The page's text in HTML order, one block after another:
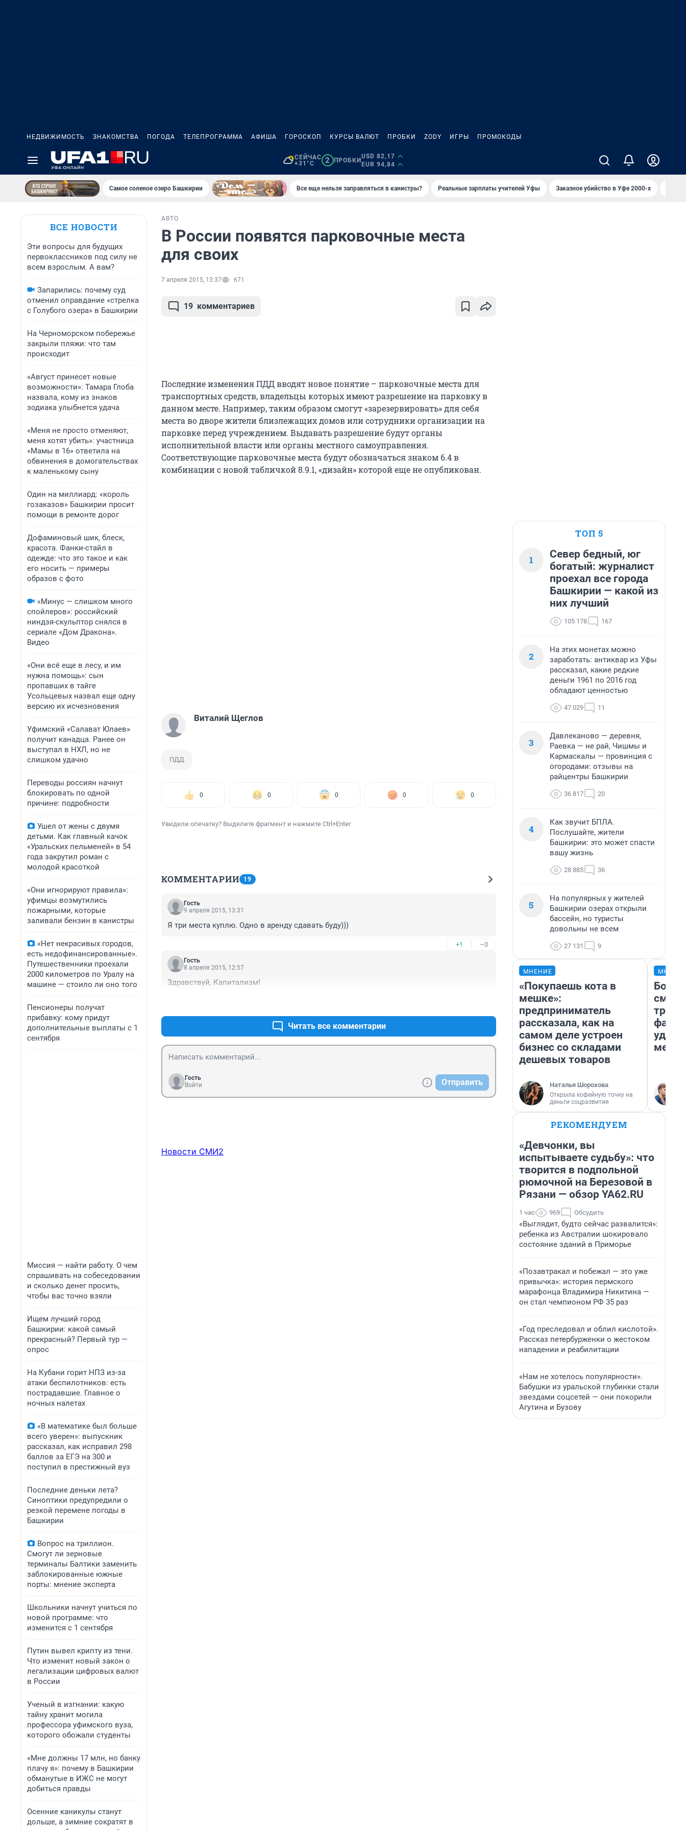
НЕДВИЖИМОСТЬ ЗНАКОМСТВА ПОГОДА ТЕЛЕПРОГРАММА АФИША ГОРОСКОП КУРСЫ ВАЛЮТ ПРОБКИ ZODY ИГРЫ ПРОМОКОДЫ
СЕЙЧАС
+31°C
2 ПРОБКИ
USD 82,17
EUR 94,84
Самое соленое озеро Башкирии Все еще нельзя заправляться в канистры? Реальные зарплаты учителей Уфы Заказное убийство в Уфе 2000-х
ВСЕ НОВОСТИ
Эти вопросы для будущих
первоклассников под силу не
всем взрослым. А вам?
Запарились: почему суд
отменил оправдание «стрелка
с Голубого озера» в Башкирии
На Черноморском побережье
закрыли пляжи: что там
происходит
«Август принесет новые
возможности»: Тамара Глоба
назвала, кому из знаков
зодиака улыбнется удача
«Меня не просто отменяют,
меня хотят убить»: участница
«Мамы в 16» ответила на
обвинения в домогательствах
к маленькому сыну
Один на миллиард: «король
гозаказов» Башкирии просит
помощи в ремонте дорог
Дофаминовый шик, блеск,
красота. Фанки-стайл в
одежде: что это такое и как
его носить — примеры
образов с фото
«Минус — слишком много
спойлеров»: российский
ниндзя-скульптор снялся в
сериале «Дом Дракона».
Видео
«Они всё еще в лесу, и им
нужна помощь»: сын
пропавших в тайге
Усольцевых назвал еще одну
версию их исчезновения
Уфимский «Салават Юлаев»
получит канадца. Ранее он
выступал в НХЛ, но не
слишком удачно
Переводы россиян начнут
блокировать по одной
причине: подробности
Ушел от жены с двумя
детьми. Как главный качок
«Уральских пельменей» в 54
года закрутил роман с
молодой красоткой
«Они игнорируют правила»:
уфимцы возмутились
пожарными, которые
заливали бензин в канистры
«Нет некрасивых городов,
есть недофинансированные».
Путешественники проехали
2000 километров по Уралу на
машине — стоило ли оно того
Пенсионеры получат
прибавку: кому придут
дополнительные выплаты с 1
сентября
Миссия — найти работу. О чем
спрашивать на собеседовании
и сколько денег просить,
чтобы вас точно взяли
Ищем лучший город
Башкирии: какой самый
прекрасный? Первый тур —
опрос
На Кубани горит НПЗ из-за
атаки беспилотников: есть
пострадавшие. Главное о
ночных налетах
«В математике был больше
всего уверен»: выпускник
рассказал, как исправил 298
баллов за ЕГЭ на 300 и
поступил в престижный вуз
Последние деньки лета?
Синоптики предупредили о
резкой перемене погоды в
Башкирии
Вопрос на триллион.
Смогут ли зерновые
терминалы Балтики заменить
заблокированные южные
порты: мнение эксперта
Школьники начнут учиться по
новой программе: что
изменится с 1 сентября
Путин вывел крипту из тени.
Что изменит новый закон о
легализации цифровых валют
в России
Ученый в изгнании: какую
тайну хранит могила
профессора уфимского вуза,
которого обожали студенты
«Мне должны 17 млн, но банку
плачу я»: почему в Башкирии
обманутые в ИЖС не могут
добиться правды
Осенние каникулы станут
дольше, а зимние сократят в
АВТО
В России появятся парковочные места
для своих
7 апреля 2015, 13:37 671
19 комментариев
Последние изменения ПДД вводят новое понятие – парковочные места для
транспортных средств, владельцы которых имеют разрешение на парковку в
данном месте. Например, таким образом смогут «зарезервировать» для себя
места во дворе жители близлежащих домов или сотрудники организации на
парковке перед учреждением. Выдавать разрешение будут органы
исполнительной власти или органы местного самоуправления.
Соответствующие парковочные места будут обозначаться знаком 6.4 в
комбинации с новой табличкой 8.9.1, «дизайн» которой еще не опубликован.
Виталий Щеглов
ПДД
0 0 0 0 0
Увидели опечатку? Выделите фрагмент и нажмите Ctrl+Enter
КОММЕНТАРИИ 19
Гость
9 апреля 2015, 13:31
Я три места куплю. Одно в аренду сдавать буду)))
+1 –0
Гость
8 апреля 2015, 12:57
Здравствуй, Капитализм!
Читать все комментарии
Гость
Войти
Отправить
Новости СМИ2
ТОП 5
1
Север бедный, юг
богатый: журналист
проехал все города
Башкирии — какой из
них лучший
105 178 167
2
На этих монетах можно
заработать: антиквар из Уфы
рассказал, какие редкие
деньги 1961 по 2016 год
обладают ценностью
47 029 11
3
Давлеканово — деревня,
Раевка — не рай, Чишмы и
Кармаскалы — провинция с
огородами: отзывы на
райцентры Башкирии
36 817 20
4
Как звучит БПЛА.
Послушайте, жители
Башкирии: это может спасти
вашу жизнь
28 885 36
5
На популярных у жителей
Башкирии озерах открыли
бассейн, но туристы
довольны не всем
27 131 9
МНЕНИЕ
«Покупаешь кота в
мешке»:
предприниматель
рассказала, как на
самом деле устроен
бизнес со складами
дешевых товаров
Наталья Шорохова
Открыла кофейную точку на
деньги соцразвития
месте
РЕКОМЕНДУЕМ
«Девчонки, вы
испытываете судьбу»: что
творится в подпольной
рюмочной на Березовой в
Рязани — обзор YA62.RU
1 час 969 Обсудить
«Выглядит, будто сейчас развалится»:
ребенка из Австралии шокировало
состояние зданий в Приморье
«Позавтракал и побежал — это уже
привычка»: история пермского
марафонца Владимира Никитина —
он стал чемпионом РФ 35 раз
«Год преследовал и облил кислотой».
Рассказ петербурженки о жестоком
нападении и реабилитации
«Нам не хотелось популярности».
Бабушки из уральской глубинки стали
звездами соцсетей — они покорили
Агутина и Бузову